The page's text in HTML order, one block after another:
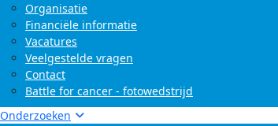
Organisatie
Financiële informatie
Vacatures
Veelgestelde vragen
Contact
Battle for cancer - fotowedstrijd
Onderzoeken